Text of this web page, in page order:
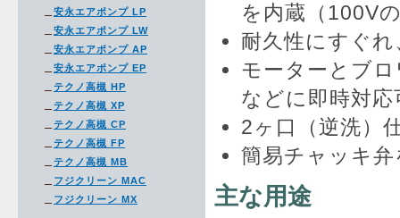
を内蔵（100V
耐久性にすぐ
モーターとブ
などに即時対応
2ヶ口（逆洗）
簡易チャッキ弁
主な用途
安永エアポンプ LP
安永エアポンプ LW
安永エアポンプ AP
安永エアポンプ EP
テクノ高槻 HP
テクノ高槻 XP
テクノ高槻 CP
テクノ高槻 FP
テクノ高槻 MB
フジクリーン MAC
フジクリーン MX